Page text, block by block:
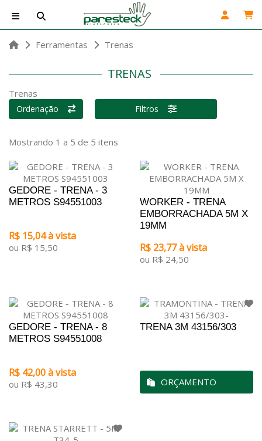
Ferramentas Trenas
TRENAS
Trenas
Ordenação Filtros
Mostrando 1 a 5 de 5 itens
GEDORE - TRENA - 3
METROS S94551003
R$ 15,04 à vista
ou R$ 15,50
WORKER - TRENA
EMBORRACHADA 5M X
19MM
R$ 23,77 à vista
ou R$ 24,50
GEDORE - TRENA - 8
METROS S94551008
R$ 42,00 à vista
ou R$ 43,30
TRENA 3M 43156/303
ORÇAMENTO